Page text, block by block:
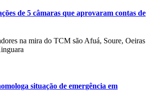
de 5 câmaras que aprovaram contas de
na mira do TCM são Afuá, Soure, Oeiras
situação de emergência em